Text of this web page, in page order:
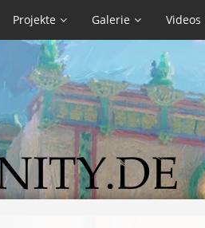
Projekte Galerie Videos